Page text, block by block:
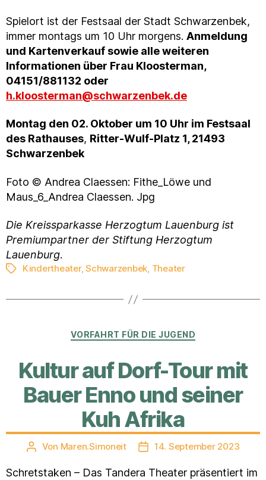
Spielort ist der Festsaal der Stadt Schwarzenbek,
immer montags um 10 Uhr morgens. Anmeldung
und Kartenverkauf sowie alle weiteren
Informationen über Frau Kloosterman,
04151/881132 oder
h.kloosterman@schwarzenbek.de
Montag den 02. Oktober um 10 Uhr im Festsaal
des Rathauses, Ritter-Wulf-Platz 1, 21493
Schwarzenbek
Foto © Andrea Claessen: Fithe_Löwe und
Maus_6_Andrea Claessen. Jpg
Die Kreissparkasse Herzogtum Lauenburg ist
Premiumpartner der Stiftung Herzogtum
Lauenburg.
Schlagwörter
Kindertheater,Schwarzenbek, Theater
Kategorien
VORFAHRT FÜR DIE JUGEND
Kultur auf Dorf-Tour mit
Bauer Enno und seiner
Kuh Afrika
Beitragsautor
Von Maren.Simoneit Veröffentlichungsdatum
14. September 2023
Schretstaken – Das Tandera Theater präsentiert im